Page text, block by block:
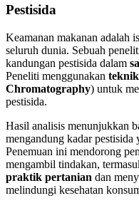
Pestisida
Keamanan makanan adalah
seluruh dunia. Sebuah
kandungan pestisida dalam
Peneliti menggunakan
Chromatography) untuk
pestisida.
Hasil analisis menunjukkan
mengandung kadar
Penemuan ini mendorong
mengambil tindakan,
praktik pertanian dan
melindungi kesehatan